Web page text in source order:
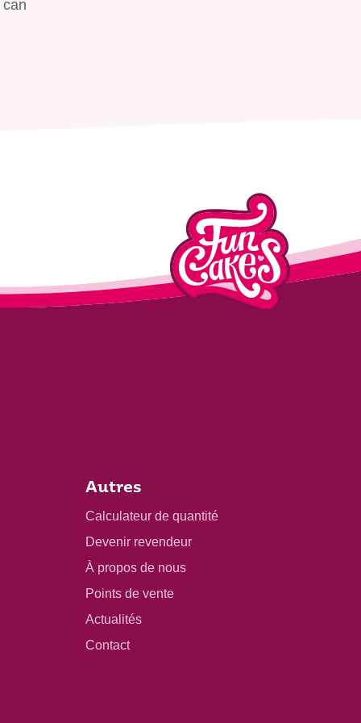
Autres
Calculateur de quantité
Devenir revendeur
À propos de nous
Points de vente
Actualités
Contact